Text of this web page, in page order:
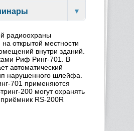
радиоохраны
открытой местности
внутри зданий.
Риф Ринг-701. В
автоматический
нарушенного шлейфа.
701 применяются
200 могут охранять
RS-200R